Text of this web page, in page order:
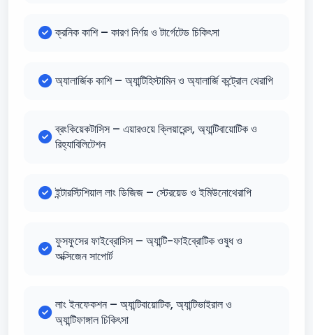
ক্রনিক কাশি – কারণ নির্ণয় ও টার্গেটেড চিকিৎসা
অ্যালার্জিক কাশি – অ্যান্টিহিস্টামিন ও অ্যালার্জি কন্ট্রোল থেরাপি
ব্রংকিয়েকটাসিস – এয়ারওয়ে ক্লিয়ারেন্স, অ্যান্টিবায়োটিক ও
রিহ্যাবিলিটেশন
ইন্টারস্টিশিয়াল লাং ডিজিজ – স্টেরয়েড ও ইমিউনোথেরাপি
ফুসফুসের ফাইব্রোসিস – অ্যান্টি-ফাইব্রোটিক ওষুধ ও
অক্সিজেন সাপোর্ট
লাং ইনফেকশন – অ্যান্টিবায়োটিক, অ্যান্টিভাইরাল ও
অ্যান্টিফাঙ্গাল চিকিৎসা